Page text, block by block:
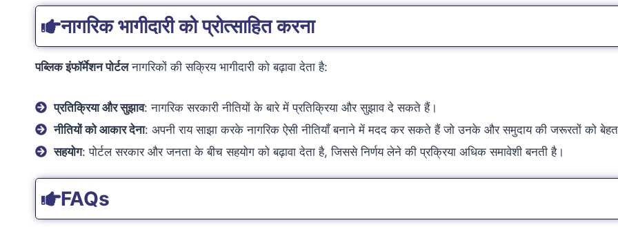
नागरिक भागीदारी को प्रोत्साहित करना
पब्लिक इंफॉर्मेशन पोर्टलनागरिकों की सक्रिय भागीदारी को बढ़ावा देता है:
प्रतिक्रिया और सुझाव: नागरिक सरकारी नीतियों के बारे में प्रतिक्रिया और सुझाव दे सकते हैं।
नीतियों को आकार देना: अपनी राय साझा करके नागरिक ऐसी नीतियाँ बनाने में मदद कर सकते हैं जो उनके और समुदाय की जरूरतों को
सहयोग: पोर्टल सरकार और जनता के बीच सहयोग को बढ़ावा देता है, जिससे निर्णय लेने की प्रक्रिया अधिक समावेशी बनती है।
FAQs